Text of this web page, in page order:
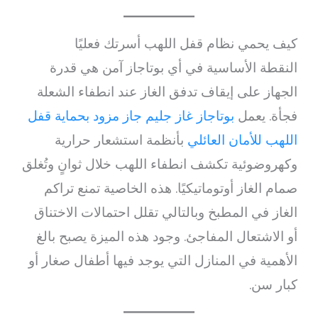
كيف يحمي نظام قفل اللهب أسرتك فعليًا
النقطة الأساسية في أي بوتاجاز آمن هي قدرة
الجهاز على إيقاف تدفق الغاز عند انطفاء الشعلة
فجأة. يعمل بوتاجاز غاز جليم جاز مزود بحماية قفل
اللهب للأمان العائلي بأنظمة استشعار حرارية
وكهروضوئية تكشف انطفاء اللهب خلال ثوانٍ وتُغلق
صمام الغاز أوتوماتيكيًا. هذه الخاصية تمنع تراكم
الغاز في المطبخ وبالتالي تقلل احتمالات الاختناق
أو الاشتعال المفاجئ. وجود هذه الميزة يصبح بالغ
الأهمية في المنازل التي يوجد فيها أطفال صغار أو
كبار سن.